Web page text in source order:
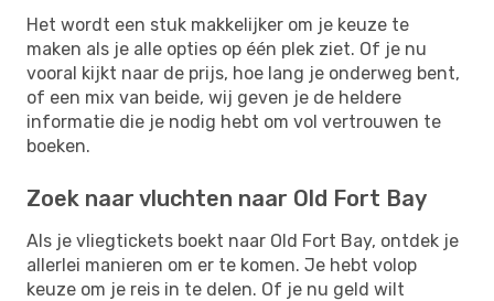
Het wordt een stuk makkelijker om je keuze te
maken als je alle opties op één plek ziet. Of je nu
vooral kijkt naar de prijs, hoe lang je onderweg bent,
of een mix van beide, wij geven je de heldere
informatie die je nodig hebt om vol vertrouwen te
boeken.
Zoek naar vluchten naar Old Fort Bay
Als je vliegtickets boekt naar Old Fort Bay, ontdek je
allerlei manieren om er te komen. Je hebt volop
keuze om je reis in te delen. Of je nu geld wilt